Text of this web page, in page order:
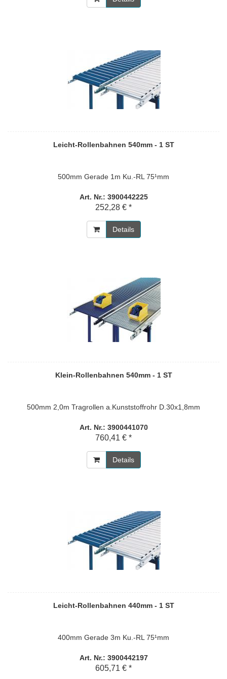
Leicht-Rollenbahnen 540mm - 1 ST
500mm Gerade 1m Ku.-RL 75¹mm
Art. Nr.: 3900442225
252,28 € *
Details
Klein-Rollenbahnen 540mm - 1 ST
500mm 2,0m Tragrollen a.Kunststoffrohr D.30x1,8mm
Art. Nr.: 3900441070
760,41 € *
Details
Leicht-Rollenbahnen 440mm - 1 ST
400mm Gerade 3m Ku.-RL 75¹mm
Art. Nr.: 3900442197
605,71 € *